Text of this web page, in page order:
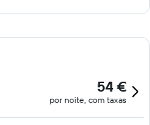
54 €
por noite, com taxas